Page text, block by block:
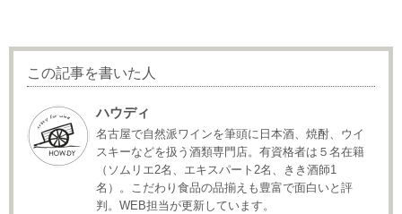
この記事を書いた人
ハウディ
名古屋で自然派ワインを筆頭に日本酒、焼酎、ウイ
スキーなどを扱う酒類専門店。有資格者は５名在籍
（ソムリエ2名、エキスパート2名、きき酒師1
名）。こだわり食品の品揃えも豊富で面白いと評
判。WEB担当が更新しています。